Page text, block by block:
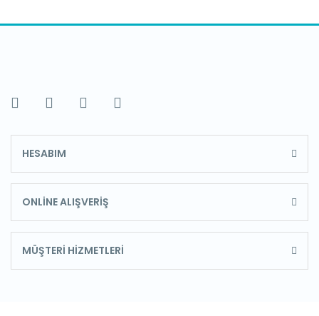
HESABIM
ONLİNE ALIŞVERİŞ
MÜŞTERİ HİZMETLERİ